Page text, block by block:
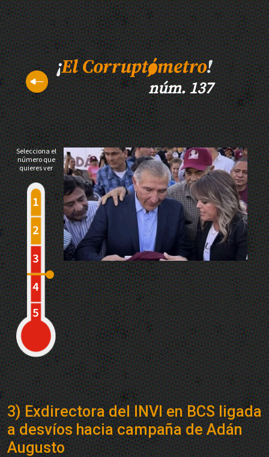
núm. 137
Selecciona el
número que
quieres ver
3) Exdirectora del INVI en BCS ligada
a desvíos hacia campaña de Adán
Augusto